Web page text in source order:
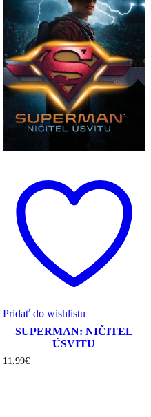
Pridať do wishlistu
SUPERMAN: NIČITEL
ÚSVITU
11.99€